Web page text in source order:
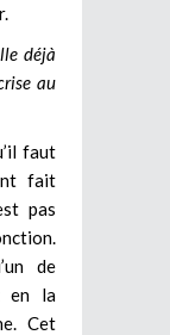
déjà
au
faut
fait
pas
de
en la
Cet